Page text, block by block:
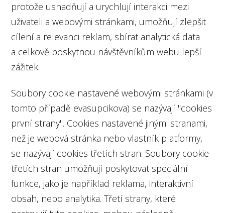
protože usnadňují a urychlují interakci mezi
uživateli a webovými stránkami, umožňují zlepšit
cílení a relevanci reklam, sbírat analytická data
a celkově poskytnou návštěvníkům webu lepší
zážitek.
Soubory cookie nastavené webovými stránkami (v
tomto případě evasupcikova) se nazývají "cookies
první strany". Cookies nastavené jinými stranami,
než je webová stránka nebo vlastník platformy,
se nazývají cookies třetích stran. Soubory cookie
třetích stran umožňují poskytovat speciální
funkce, jako je například reklama, interaktivní
obsah, nebo analytika. Třetí strany, které